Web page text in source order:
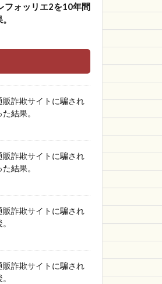
フォッリエ2を10年間
販詐欺サイトに騙され
結果。
販詐欺サイトに騙され
結果。
販詐欺サイトに騙され
販詐欺サイトに騙され